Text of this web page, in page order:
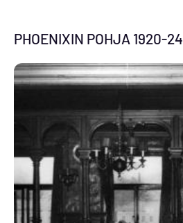
PHOENIXIN POHJA 1920-24